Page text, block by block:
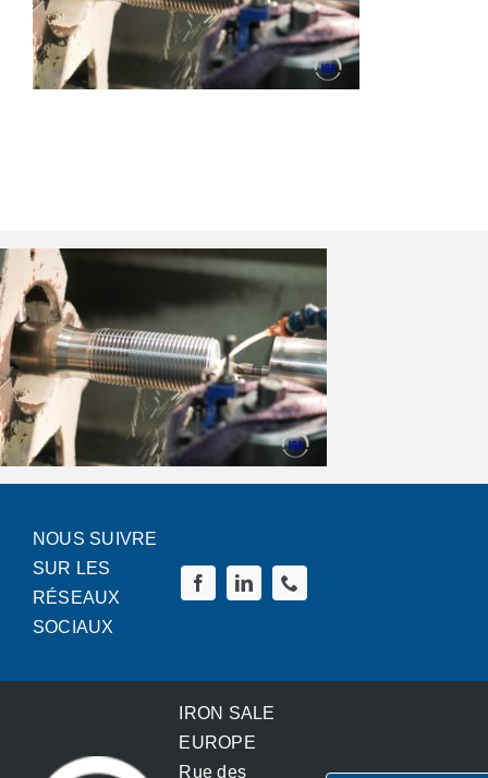
Lagers
Gietijzer
Speciale bouten
News
Contact
Nederlands
NOUS SUIVRE
SUR LES
RÉSEAUX
SOCIAUX
IRON SALE
EUROPE
Rue des